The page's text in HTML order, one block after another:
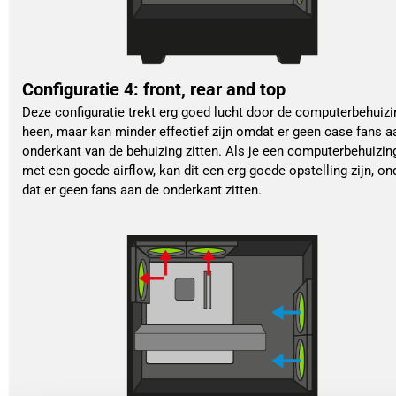
Configuratie 4: front, rear and top
Deze configuratie trekt erg goed lucht door de
heen, maar kan minder effectief zijn omdat er geen case fans
onderkant van de behuizing zitten. Als je een
met een goede airflow, kan dit een erg goede opstelling zijn,
dat er geen fans aan de onderkant zitten.